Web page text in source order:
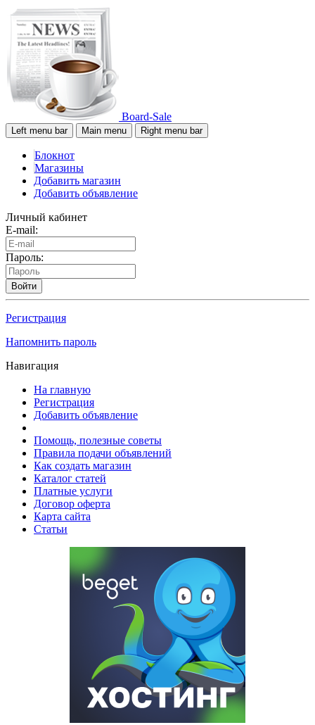
Board-Sale
Left menu bar Main menu Right menu bar
Блокнот
Магазины
Добавить магазин
Добавить объявление
Личный кабинет
E-mail:
Пароль:
Войти
Регистрация
Напомнить пароль
Навигация
На главную
Регистрация
Добавить объявление
Помощь, полезные советы
Правила подачи объявлений
Как создать магазин
Каталог статей
Платные услуги
Договор оферта
Карта сайта
Статьи